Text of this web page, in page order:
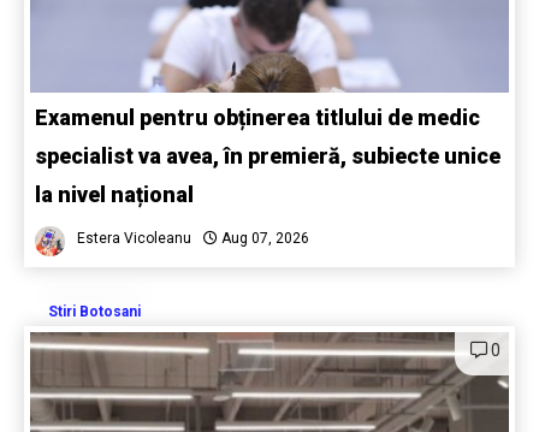
Examenul pentru obținerea titlului de medic
specialist va avea, în premieră, subiecte unice
la nivel național
Estera Vicoleanu Aug 07, 2026
Stiri Botosani
0